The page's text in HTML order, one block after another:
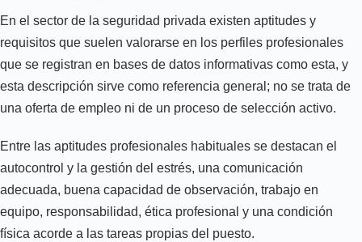
En el sector de la seguridad privada existen aptitudes y
requisitos que suelen valorarse en los perfiles profesionales
que se registran en bases de datos informativas como esta, y
esta descripción sirve como referencia general; no se trata de
una oferta de empleo ni de un proceso de selección activo.
Entre las aptitudes profesionales habituales se destacan el
autocontrol y la gestión del estrés, una comunicación
adecuada, buena capacidad de observación, trabajo en
equipo, responsabilidad, ética profesional y una condición
física acorde a las tareas propias del puesto.